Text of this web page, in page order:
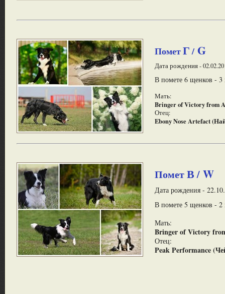
ПометГ/G
Дата рождения -
В помете 6 щенков - 3
Мать:
Bringer of Victory from
Отец:
Ebony Nose Artefact
ПометВ/ W
Дата рождения -
В помете 5 щенков - 2
Мать:
Bringer of Victory
Отец:
Peak Performance